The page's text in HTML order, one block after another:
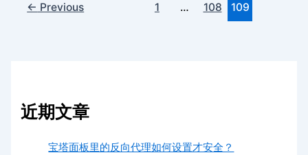
← Previous 1 … 108 109
近期文章
宝塔面板里的反向代理如何设置才安全？